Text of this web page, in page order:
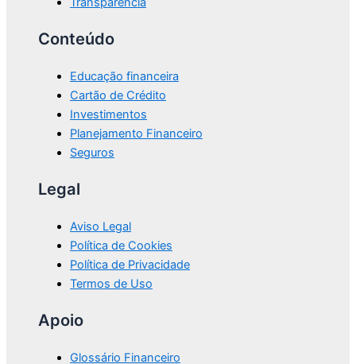
Conteúdo
Educação financeira
Cartão de Crédito
Investimentos
Planejamento Financeiro
Seguros
Legal
Aviso Legal
Política de Cookies
Política de Privacidade
Termos de Uso
Apoio
Glossário Financeiro